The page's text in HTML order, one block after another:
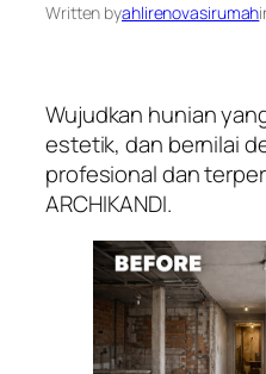
Written byahlirenovasirumah
Wujudkan hunian
estetik, dan bernilai
profesional dan
ARCHIKANDI.